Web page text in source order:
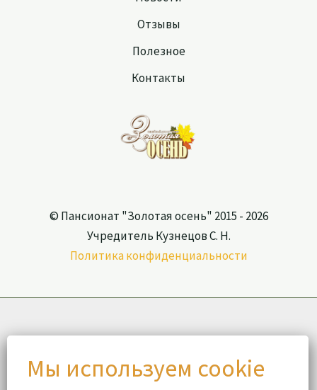
Отзывы
Полезное
Контакты
© Пансионат "Золотая осень" 2015 - 2026
Учредитель Кузнецов С. Н.
Политика конфиденциальности